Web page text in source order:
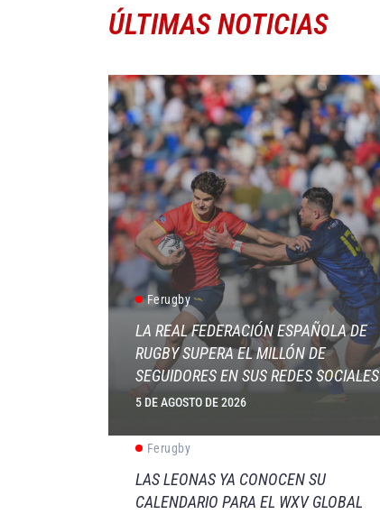
ÚLTIMAS NOTICIAS
Ferugby
LA REAL FEDERACIÓN ESPAÑOLA DE
RUGBY SUPERA EL MILLÓN DE
SEGUIDORES EN SUS REDES SOCIALES
5 DE AGOSTO DE 2026
Ferugby
LAS LEONAS YA CONOCEN SU
CALENDARIO PARA EL WXV GLOBAL